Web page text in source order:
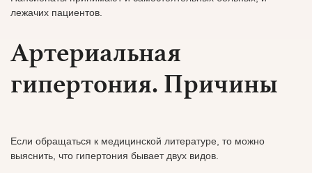
лежачих пациентов.
Артериальная
гипертония. Причины
Если обращаться к медицинской литературе, то можно
выяснить, что гипертония бывает двух видов.